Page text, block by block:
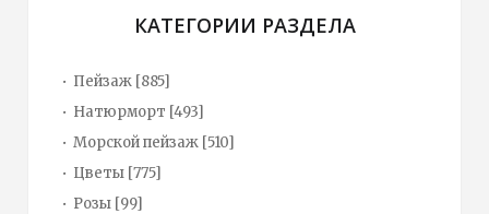
КАТЕГОРИИ РАЗДЕЛА
Пейзаж [885]
Натюрморт [493]
Морской пейзаж [510]
Цветы [775]
Розы [99]